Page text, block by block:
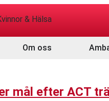
Om oss
mål efter ACT